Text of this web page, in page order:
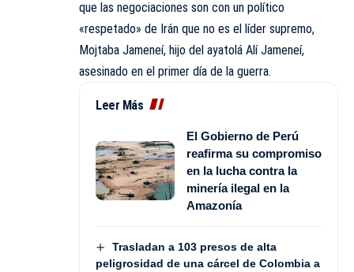
que las negociaciones son con un político
«respetado» de Irán que no es el líder supremo,
Mojtaba Jameneí, hijo del ayatolá Alí Jameneí,
asesinado en el primer día de la guerra.
Leer Más
El Gobierno de Perú
reafirma su compromiso
en la lucha contra la
minería ilegal en la
Amazonía
Trasladan a 103 presos de alta
peligrosidad de una cárcel de Colombia a